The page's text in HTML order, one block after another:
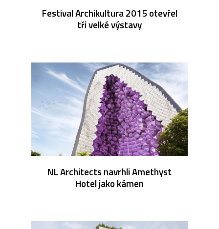
Festival Archikultura 2015 otevřel
tři velké výstavy
NL Architects navrhli Amethyst
Hotel jako kámen